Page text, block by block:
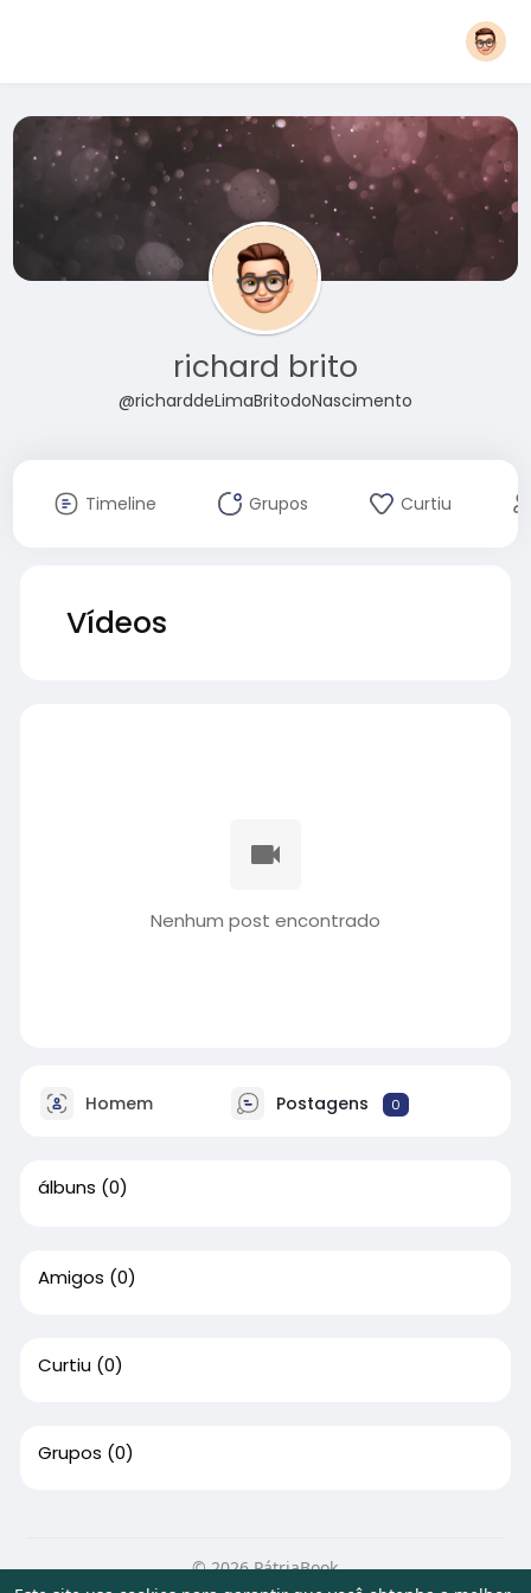
richard brito
@richarddeLimaBritodoNascimento
Timeline Grupos Curtiu
Vídeos
Nenhum post encontrado
Homem Postagens 0
álbuns (0)
Amigos (0)
Curtiu (0)
Grupos (0)
© 2026 PátriaBook